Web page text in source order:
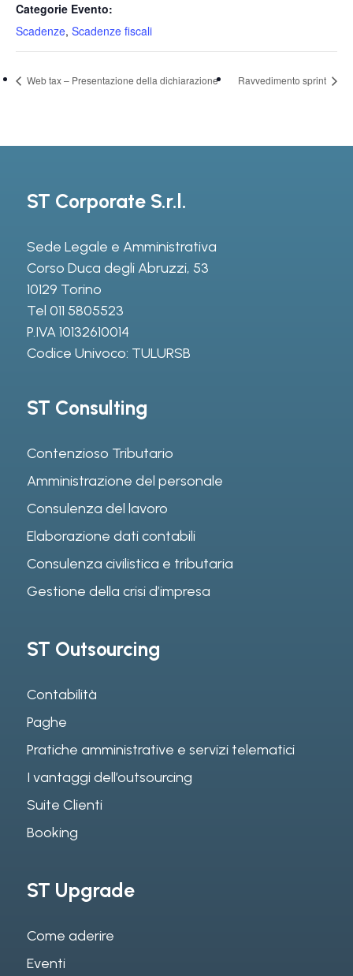
Categorie Evento:
Scadenze, Scadenze fiscali
Web tax – Presentazione della dichiarazione Ravvedimento sprint
ST Corporate S.r.l.
Sede Legale e Amministrativa
Corso Duca degli Abruzzi, 53
10129 Torino
Tel 011 5805523
P.IVA 10132610014
Codice Univoco: TULURSB
ST Consulting
Contenzioso Tributario
Amministrazione del personale
Consulenza del lavoro
Elaborazione dati contabili
Consulenza civilistica e tributaria
Gestione della crisi d’impresa
ST Outsourcing
Contabilità
Paghe
Pratiche amministrative e servizi telematici
I vantaggi dell’outsourcing
Suite Clienti
Booking
ST Upgrade
Come aderire
Eventi